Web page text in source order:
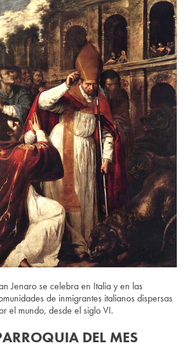
Jenaro se celebra en Italia y en las
de inmigrantes italianos dispersas
el mundo, desde el siglo VI.
DEL MES